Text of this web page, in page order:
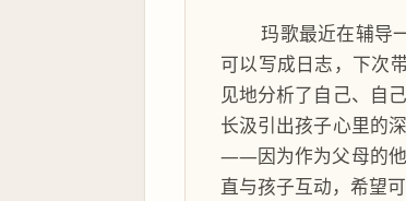
玛歌最近在辅导
可以写成日志，下次
见地分析了自己、自
长汲引出孩子心里的
——因为作为父母的他
直与孩子互动，希望可